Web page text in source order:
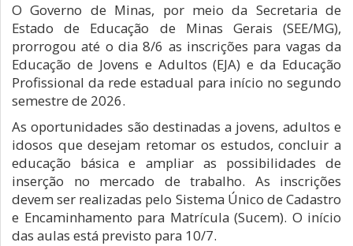
O Governo de Minas, por meio da Secretaria de
Estado de Educação de Minas Gerais (SEE/MG),
prorrogou até o dia 8/6 as inscrições para vagas da
Educação de Jovens e Adultos (EJA) e da Educação
Profissional da rede estadual para início no segundo
semestre de 2026.
As oportunidades são destinadas a jovens, adultos e
idosos que desejam retomar os estudos, concluir a
educação básica e ampliar as possibilidades de
inserção no mercado de trabalho. As inscrições
devem ser realizadas pelo Sistema Único de Cadastro
e Encaminhamento para Matrícula (Sucem). O início
das aulas está previsto para 10/7.